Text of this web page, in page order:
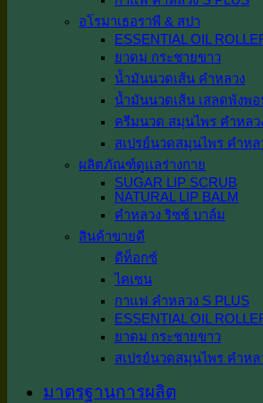
อโรมาเธอราพี & สปา
ESSENTIAL OIL
ยาดม กระชายขาว
น้ำมันนวดเส้น คำหลวง
น้ำมันนวดเส้น เสลดพังพ
ครีมนวด สมุนไพร คำหลว
สเปรย์นวดสมุนไพร คำหล
ผลิตภัณฑ์ดูเเลร่างกาย
SUGAR LIP SCRUB
NATURAL LIP BALM
คำหลวง ริซซ์ บาล์ม
สินค้าขายดี
ดีท็อกซ์
ไคเซน
กาเเฟ คำหลวง S PLUS
ESSENTIAL OIL
ยาดม กระชายขาว
สเปรย์นวดสมุนไพร คำหล
มาตรฐานการผลิต